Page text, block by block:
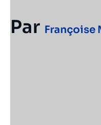
Par Françoise